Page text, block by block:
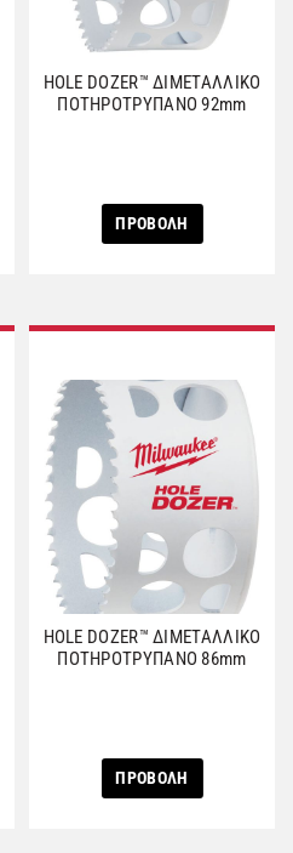
HOLE DOZER™ ΔΙΜΕΤΑΛΛΙΚΟ
ΠΟΤΗΡΟΤΡΥΠΑΝΟ 92mm
ΠΡΟΒΟΛΗ
HOLE DOZER™ ΔΙΜΕΤΑΛΛΙΚΟ
ΠΟΤΗΡΟΤΡΥΠΑΝΟ 86mm
ΠΡΟΒΟΛΗ